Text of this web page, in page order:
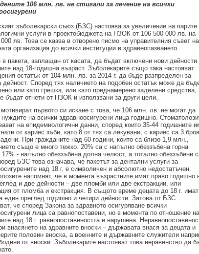
106 млн. лв. не стигали за лечение на всички
зъболекарски съюз (БЗС) настоява за увеличение на парите
услуги в проектобюджета на НЗОК от 106 500 000 лв. на
лв. Това се казва в отворено писмо на управителния съвет на
организация до всички институции в здравеопазването.
в пакета, заплащан от касата, да бъдат включени нови дейности
над 18-годишна възраст. Зъболекарите също така настояват
остатък от 104 млн. лв. за 2014 г. да бъде разпределен за
дейност. Според тях наличието на подобен остатък може да
или като грешка, или като преднамерено заделени средства,
бъдат отнети от НЗОК и използвани за други цели.
първото си искане с това, че 106 млн. лв. не могат да
нуждите на всички здравноосигурени лица годишно.
на епидемиологични данни, според които 35-44 годишните
от кариес зъби, като 8 от тях са лекувани, с кариес са 3
При гражданите над 60 години, които са близо 1,9 млн.,
също е много тежко. 20% са с напълно обеззъбена горна
- напълно обеззъбена долна челюст, а тотално обеззъбени
БЗС това означава, че пакетът за дентални услуги за
над 18 г. е символичен и абсолютно недостатъчен.
напомнят, че в момента възрастните имат право годишно
и две дейности – две пломби или две екстракции, или
от пломба и екстракция. В същото време децата до 18 г. имат
един преглед годишно и четири дейности. Затова от БЗС
че според Закона за здравното осигуряване всички
лица са равнопоставени, но в момента по отношение на
над 18 г. равнопоставеността е нарушена.
внасянето на здравните вноски – държавата внася за децата и
половин вноска, а военните и държавните служители
от вноски. Зъболекарите настояват това неравенство да